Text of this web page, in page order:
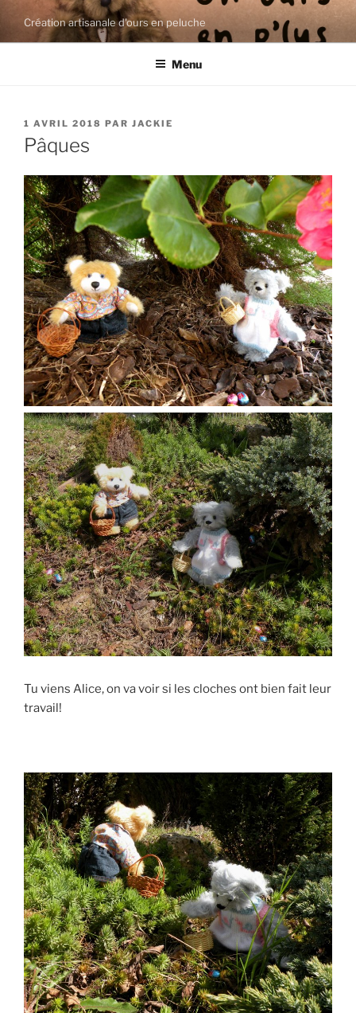
contenu
Création artisanale d'ours en peluche
Menu
PUBLIÉ
LE
1 AVRIL 2018 PAR JACKIE
Pâques
Tu viens Alice, on va voir si les cloches ont bien fait leur
travail!